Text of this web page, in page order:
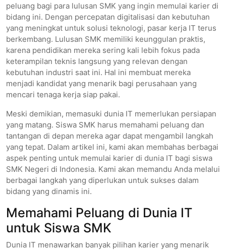
peluang bagi para lulusan SMK yang ingin memulai karier di
bidang ini. Dengan percepatan digitalisasi dan kebutuhan
yang meningkat untuk solusi teknologi, pasar kerja IT terus
berkembang. Lulusan SMK memiliki keunggulan praktis,
karena pendidikan mereka sering kali lebih fokus pada
keterampilan teknis langsung yang relevan dengan
kebutuhan industri saat ini. Hal ini membuat mereka
menjadi kandidat yang menarik bagi perusahaan yang
mencari tenaga kerja siap pakai.
Meski demikian, memasuki dunia IT memerlukan persiapan
yang matang. Siswa SMK harus memahami peluang dan
tantangan di depan mereka agar dapat mengambil langkah
yang tepat. Dalam artikel ini, kami akan membahas berbagai
aspek penting untuk memulai karier di dunia IT bagi siswa
SMK Negeri di Indonesia. Kami akan memandu Anda melalui
berbagai langkah yang diperlukan untuk sukses dalam
bidang yang dinamis ini.
Memahami Peluang di Dunia IT
untuk Siswa SMK
Dunia IT menawarkan banyak pilihan karier yang menarik